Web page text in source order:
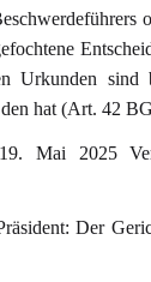
Urkunden sind
hat (Art. 42
Mai 2025
Der